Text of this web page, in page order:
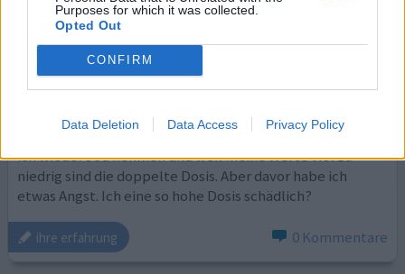
Purposes for which it was collected.
Opted Out
CONFIRM
Data Deletion Data Access Privacy Policy
Levothyroxin-Natrium
Schilddrüse
Wirksamkeit
Anzahl Nebenwirkungen
Meine Schilddrüse wurde komplett entfernt. Jetzt muss
ich wieder Jod nehmen und weil meine Werte viel zu
niedrig sind die doppelte Dosis. Aber davor habe ich
etwas Angst. Ich eine so hohe Dosis schädlich?
ihre erfahrung 0 Kommentare